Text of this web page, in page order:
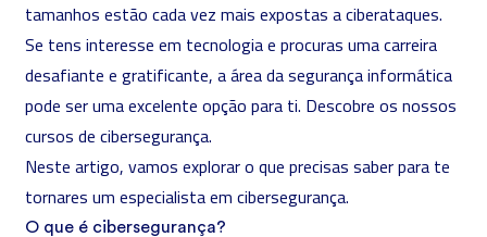
tamanhos estão cada vez mais expostas a ciberataques.
Se tens interesse em tecnologia e procuras uma carreira
desafiante e gratificante, a área da segurança informática
pode ser uma excelente opção para ti. Descobre os nossos
cursos de cibersegurança.
Neste artigo, vamos explorar o que precisas saber para te
tornares um especialista em cibersegurança.
O que é cibersegurança?